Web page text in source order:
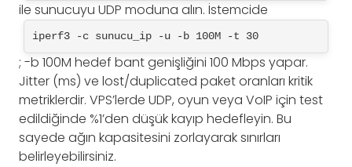
ile sunucuyu UDP moduna alın. İstemcide
iperf3 -c sunucu_ip -u -b 100M -t 30
; -b 100M hedef bant genişliğini 100 Mbps yapar.
Jitter (ms) ve lost/duplicated paket oranları kritik
metriklerdir. VPS’lerde UDP, oyun veya VoIP için test
edildiğinde %1’den düşük kayıp hedefleyin. Bu
sayede ağın kapasitesini zorlayarak sınırları
belirleyebilirsiniz.